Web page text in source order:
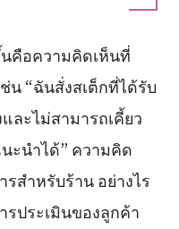
คือความคิดเห็นที่
น “ฉันสั่งสเต็กที่ได้รับ
ะไม่สามารถเคี้ยว
ะนำได้” ความคิด
สำหรับร้าน อย่างไร
ประเมินของลูกค้า